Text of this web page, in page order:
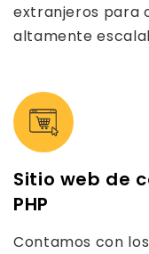
extranjeros para
altamente
Sitio web de
PHP
Contamos con